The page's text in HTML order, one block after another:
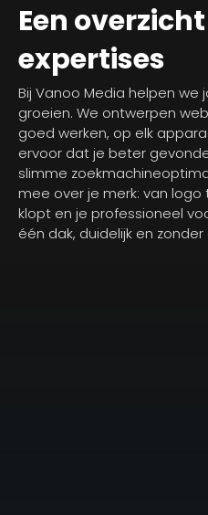
Een
expertises
Bij Vanoo Media helpen we
groeien. We ontwerpen
goed werken, op elk
ervoor dat je beter
slimme
mee over je merk: van logo
klopt en je professioneel
één dak, duidelijk en